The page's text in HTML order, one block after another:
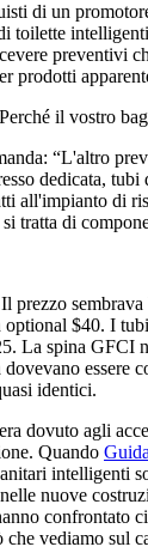
di un
toilette
preventivi
prodotti
il vostro
“L'altro
dedicata, tubi
all'impianto di
tratta di
prezzo sembrava
$40. I
La spina GFCI
essere
identici.
dovuto agli
Quando
intelligenti
nuove
confrontato
che vediamo sul